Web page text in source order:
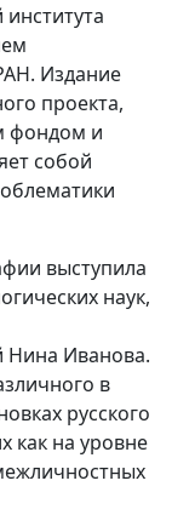
Издание
проекта,
фондом и
собой
выступила
наук,
Нина Иванова.
в
русского
как на уровне